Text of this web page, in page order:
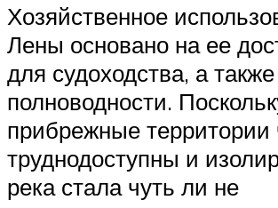
Хозяйственное
Лены основано на ее
для судоходства, а также
полноводности.
прибрежные
труднодоступны и
река стала чуть ли не